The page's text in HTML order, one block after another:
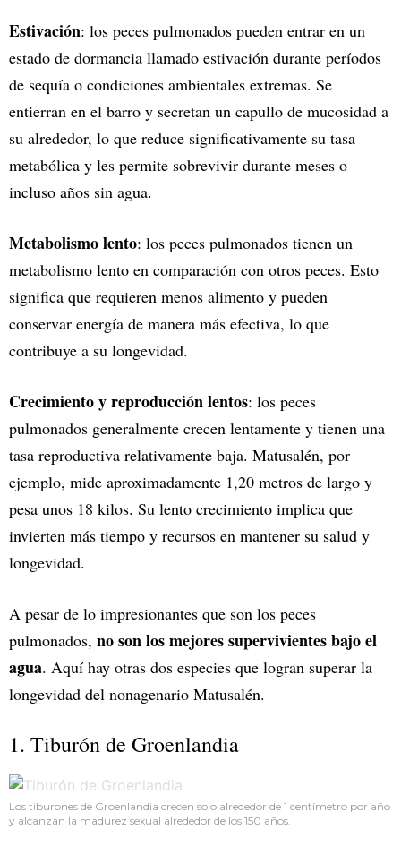
Estivación: los peces pulmonados pueden entrar en un
estado de dormancia llamado estivación durante períodos
de sequía o condiciones ambientales extremas. Se
entierran en el barro y secretan un capullo de mucosidad a
su alrededor, lo que reduce significativamente su tasa
metabólica y les permite sobrevivir durante meses o
incluso años sin agua.
Metabolismo lento: los peces pulmonados tienen un
metabolismo lento en comparación con otros peces. Esto
significa que requieren menos alimento y pueden
conservar energía de manera más efectiva, lo que
contribuye a su longevidad.
Crecimiento y reproducción lentos: los peces
pulmonados generalmente crecen lentamente y tienen una
tasa reproductiva relativamente baja. Matusalén, por
ejemplo, mide aproximadamente 1,20 metros de largo y
pesa unos 18 kilos. Su lento crecimiento implica que
invierten más tiempo y recursos en mantener su salud y
longevidad.
A pesar de lo impresionantes que son los peces
pulmonados, no son los mejores supervivientes bajo el
agua. Aquí hay otras dos especies que logran superar la
longevidad del nonagenario Matusalén.
1. Tiburón de Groenlandia
Los tiburones de Groenlandia crecen solo alrededor de 1 centímetro por año
y alcanzan la madurez sexual alrededor de los 150 años.